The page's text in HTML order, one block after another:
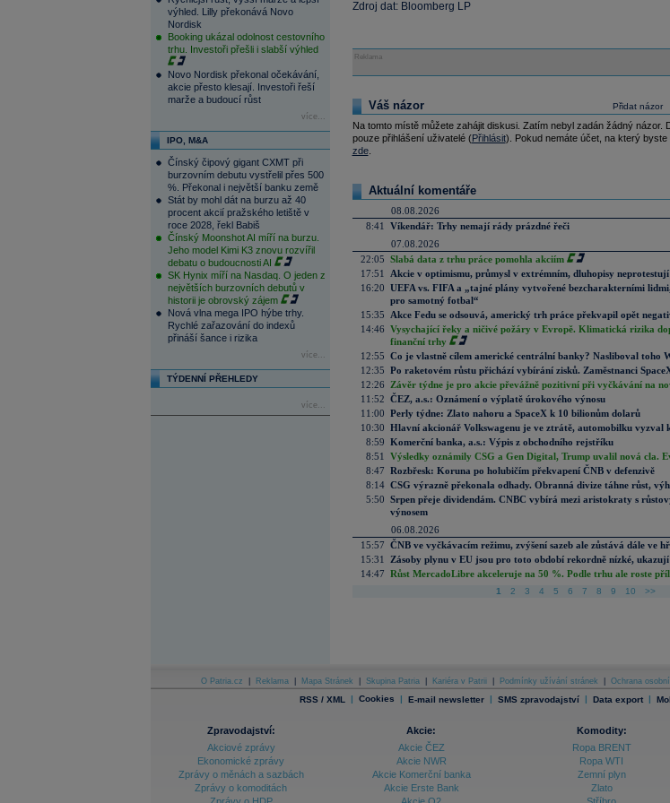
výhled. Lilly překonává Novo
Nordisk
Booking ukázal odolnost cestovního
trhu. Investoři přešli i slabší výhled
Novo Nordisk překonal očekávání,
akcie přesto klesají. Investoři řeší
marže a budoucí růst
více...
IPO, M&A
Čínský čipový gigant CXMT při
burzovním debutu vystřelil přes 500
%. Překonal i největší banku země
Stát by mohl dát na burzu až 40
procent akcií pražského letiště v
roce 2028, řekl Babiš
Čínský Moonshot AI míří na burzu.
Jeho model Kimi K3 znovu rozvířil
debatu o budoucnosti AI
SK Hynix míří na Nasdaq. O jeden z
největších burzovních debutů v
historii je obrovský zájem
Nová vlna mega IPO hýbe trhy.
Rychlé zařazování do indexů
přináší šance i rizika
více...
TÝDENNÍ PŘEHLEDY
více...
Zdroj dat: Bloomberg LP
Reklama
Přidat názor
Váš názor
Na tomto místě můžete zahájit diskusi. Zatím nebyl zadán žádný názor.
pouze přihlášení uživatelé (Přihlásit). Pokud nemáte účet, na který
zde.
Aktuální komentáře
08.08.2026
8:41
Víkendář: Trhy nemají rády prázdné řeči
07.08.2026
22:05 Slabá data z trhu práce pomohla akciím
17:51
Akcie v optimismu, průmysl v extrémním, dluhopisy neprotestují
16:20 UEFA vs. FIFA a „tajné plány vytvořené bezcharakterními
pro samotný fotbal“
15:35
Akce Fedu se odsouvá, americký trh práce překvapil opět
14:46 Vysychající řeky a ničivé požáry v Evropě. Klimatická rizika
finanční trhy
12:55 Co je vlastně cílem americké centrální banky? Nasliboval toho
12:35 Po raketovém růstu přichází vybírání zisků. Zaměstnanci
12:26
Závěr týdne je pro akcie převážně pozitivní při vyčkávání na
11:52 ČEZ, a.s.: Oznámení o výplatě úrokového výnosu
11:00 Perly týdne: Zlato nahoru a SpaceX k 10 bilionům dolarů
10:30 Hlavní akcionář Volkswagenu je ve ztrátě, automobilku vyzval
8:59 Komerční banka, a.s.: Výpis z obchodního rejstříku
8:51
Výsledky oznámily CSG a Gen Digital, Trump uvalil nová cla.
8:47 Rozbřesk: Koruna po holubičím překvapení ČNB v defenzivě
8:14 CSG výrazně překonala odhady. Obranná divize táhne růst,
5:50 Srpen přeje dividendám. CNBC vybírá mezi aristokraty s
výnosem
06.08.2026
15:57 ČNB ve vyčkávacím režimu, zvýšení sazeb ale zůstává dále ve
15:31
Zásoby plynu v EU jsou pro toto období rekordně nízké,
14:47 Růst MercadoLibre akceleruje na 50 %. Podle trhu ale roste
1 2 3 4 5 6 7 8 9 10 >>
O Patria.cz Reklama Mapa Stránek Skupina Patria Kariéra v Patrii Podmínky užívání stránek Ochrana
RSS / XML | Cookies | E-mail newsletter | SMS zpravodajství | Data export |
Zpravodajství:
Akciové zprávy
Ekonomické zprávy
Zprávy o měnách a sazbách
Zprávy o komoditách
Akcie:
Akcie ČEZ
Akcie NWR
Akcie Komerční banka
Akcie Erste Bank
Komodity:
Ropa BRENT
Ropa WTI
Zemní plyn
Zlato